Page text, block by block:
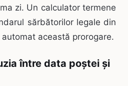
zi. Un calculator termene
sărbătorilor legale din
această prorogare.
între data poștei și